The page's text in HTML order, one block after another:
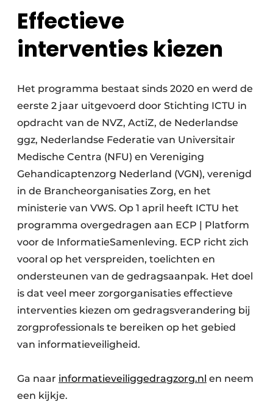
Effectieve
interventies kiezen
Het programma bestaat sinds 2020 en werd de
eerste 2 jaar uitgevoerd door Stichting ICTU in
opdracht van de NVZ, ActiZ, de Nederlandse
ggz, Nederlandse Federatie van Universitair
Medische Centra (NFU) en Vereniging
Gehandicaptenzorg Nederland (VGN), verenigd
in de Brancheorganisaties Zorg, en het
ministerie van VWS. Op 1 april heeft ICTU het
programma overgedragen aan ECP | Platform
voor de InformatieSamenleving. ECP richt zich
vooral op het verspreiden, toelichten en
ondersteunen van de gedragsaanpak. Het doel
is dat veel meer zorgorganisaties effectieve
interventies kiezen om gedragsverandering bij
zorgprofessionals te bereiken op het gebied
van informatieveiligheid.
Ga naar informatieveiliggedragzorg.nl en neem
een kijkje.